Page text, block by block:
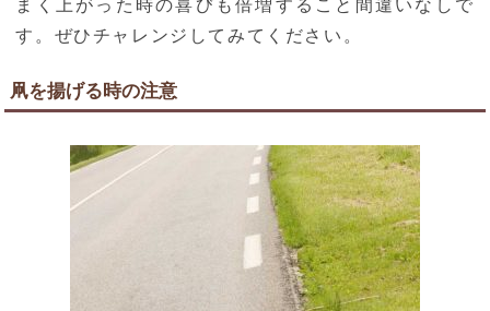
まく上がった時の喜びも倍増すること間違いなしで
す。ぜひチャレンジしてみてください。
凧を揚げる時の注意